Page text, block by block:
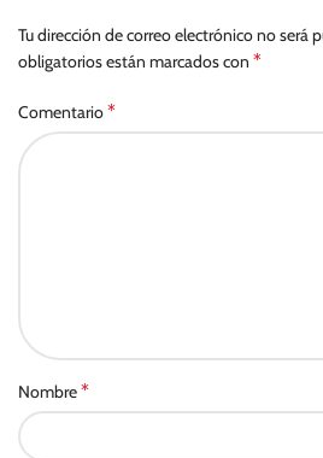
Tu dirección de correo electrónico no será
obligatorios están marcados con *
Comentario*
Nombre*